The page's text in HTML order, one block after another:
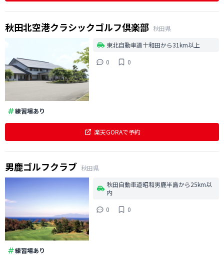
秋田北空港クラシックゴルフ倶楽部 秋田県
東北自動車道十和田から31km以上
0
0
練習場あり
楽天GORAで予約
男鹿ゴルフクラブ 秋田県
秋田自動車道昭和男鹿半島から25km以
内
0
0
練習場あり